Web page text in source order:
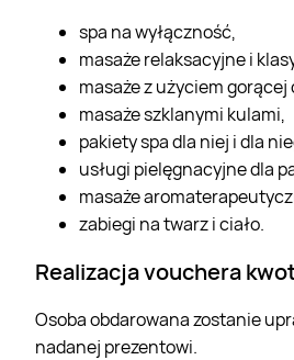
spa na wyłączność,
masaże relaksacyjne i
masaże z użyciem gorącej
masaże szklanymi kulami,
pakiety spa dla niej i dla
usługi pielęgnacyjne dla
masaże
zabiegi na twarz i ciało.
Realizacja vouchera
Osoba obdarowana zostanie
nadanej prezentowi.